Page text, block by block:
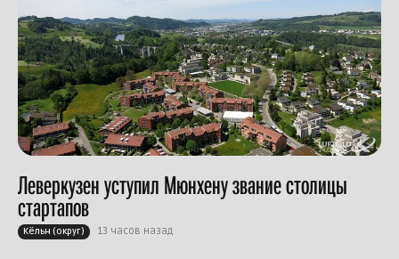
Леверкузен уступил Мюнхену звание столицы
стартапов
Кёльн (округ) 13 часов назад